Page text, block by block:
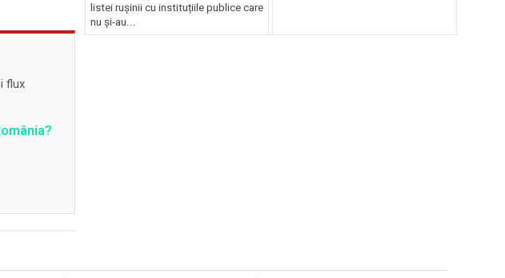
flux
listei rușinii cu instituțiile publice care
nu și-au...